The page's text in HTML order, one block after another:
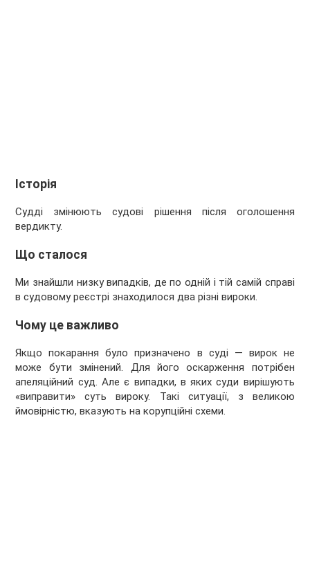
Історія
Судді змінюють судові рішення після оголошення
вердикту.
Що сталося
Ми знайшли низку випадків, де по одній і тій самій справі
в судовому реєстрі знаходилося два різні вироки.
Чому це важливо
Якщо покарання було призначено в суді — вирок не
може бути змінений. Для його оскарження потрібен
апеляційний суд. Але є випадки, в яких суди вирішують
«виправити» суть вироку. Такі ситуації, з великою
ймовірністю, вказують на корупційні схеми.